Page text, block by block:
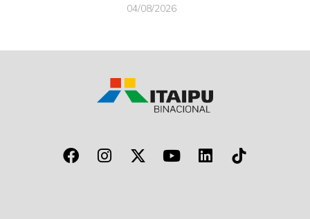
04/08/2026